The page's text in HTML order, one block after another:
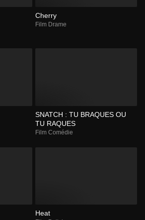
Cherry
Film Drame
SNATCH : TU BRAQUES OU
TU RAQUES
Film Comédie
Heat